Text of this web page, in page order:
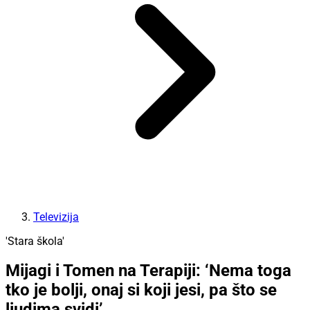
Televizija
'Stara škola'
Mijagi i Tomen na Terapiji: ‘Nema toga
tko je bolji, onaj si koji jesi, pa što se